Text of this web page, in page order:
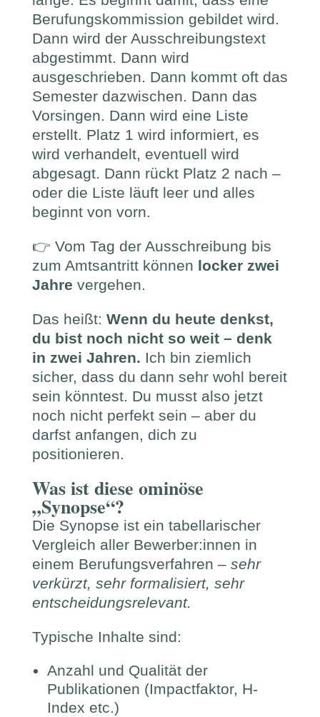
Berufungskommission gebildet wird.
Dann wird der Ausschreibungstext
abgestimmt. Dann wird
ausgeschrieben. Dann kommt oft das
Semester dazwischen. Dann das
Vorsingen. Dann wird eine Liste
erstellt. Platz 1 wird informiert, es
wird verhandelt, eventuell wird
abgesagt. Dann rückt Platz 2 nach –
oder die Liste läuft leer und alles
beginnt von vorn.
👉 Vom Tag der Ausschreibung bis
zum Amtsantritt können locker zwei
Jahre vergehen.
Das heißt: Wenn du heute denkst,
du bist noch nicht so weit – denk
in zwei Jahren. Ich bin ziemlich
sicher, dass du dann sehr wohl bereit
sein könntest. Du musst also jetzt
noch nicht perfekt sein – aber du
darfst anfangen, dich zu
positionieren.
Was ist diese ominöse
„Synopse“?
Die Synopse ist ein tabellarischer
Vergleich aller Bewerber:innen in
einem Berufungsverfahren – sehr
verkürzt, sehr formalisiert, sehr
entscheidungsrelevant.
Typische Inhalte sind:
Anzahl und Qualität der
Publikationen (Impactfaktor, H-
Index etc.)